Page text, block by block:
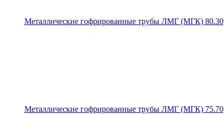
Металлические гофрированные трубы ЛМГ (МГК) 80.30
Металлические гофрированные трубы ЛМГ (МГК) 75.70